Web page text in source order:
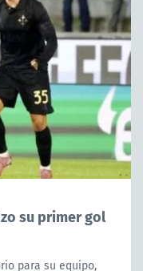
su primer gol
para su equipo,